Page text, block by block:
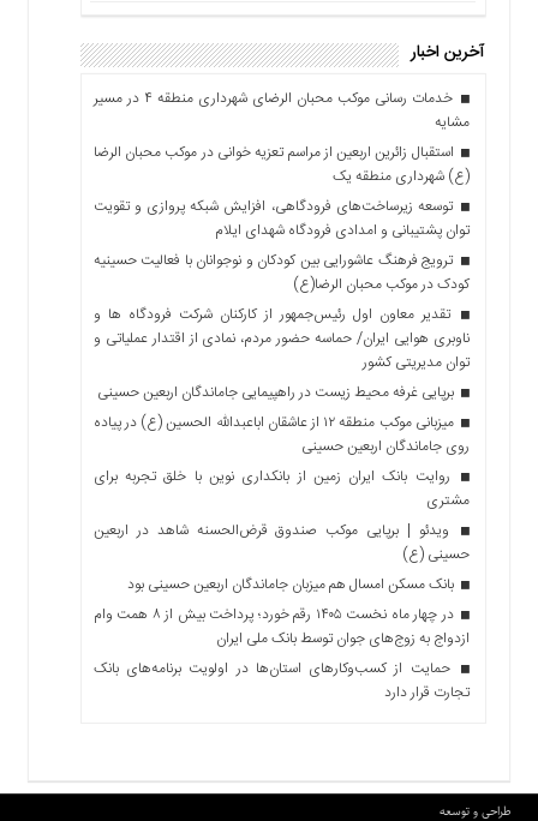
آخرین اخبار
خدمات رسانی موکب محبان الرضای شهرداری منطقه ۴ در مسیر
مشایه
استقبال زائرین اربعین از مراسم تعزیه خوانی در موکب محبان الرضا
(ع) شهرداری منطقه یک
توسعه زیرساخت‌های فرودگاهی، افزایش شبکه پروازی و تقویت
توان پشتیبانی و امدادی فرودگاه شهدای ایلام
ترویج فرهنگ عاشورایی بین کودکان و نوجوانان با فعالیت حسینیه
کودک در موکب محبان الرضا(ع)
تقدیر معاون اول رئیس‌جمهور از کارکنان شرکت فرودگاه ها و
ناوبری هوایی ایران/ حماسه حضور مردم، نمادی از اقتدار عملیاتی و
توان مدیریتی کشور
برپایی غرفه محیط زیست در راهپیمایی جاماندگان اربعین حسینی
میزبانی موکب منطقه ۱۲ از عاشقان اباعبدالله الحسین (ع) در پیاده
روی جاماندگان اربعین حسینی
روایت بانک ایران زمین از بانکداری نوین با خلق تجربه برای
مشتری
ویدئو | برپایی موکب صندوق قرض‌الحسنه شاهد در اربعین
حسینی (ع)
بانک مسکن امسال هم میزبان جاماندگان اربعین حسینی بود
در چهار ماه نخست ۱۴۰۵ رقم خورد؛ پرداخت بیش از ۸ همت وام
ازدواج به زوج‌های جوان توسط بانک ملی ایران
حمایت از کسب‌وکارهای استان‌ها در اولویت برنامه‌های بانک
تجارت قرار دارد
طراحی و توسعه